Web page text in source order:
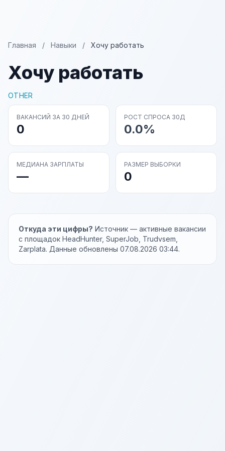
Главная / Навыки / Хочу работать
Хочу работать
OTHER
ВАКАНСИЙ ЗА 30 ДНЕЙ
0
РОСТ СПРОСА 30Д
0.0%
МЕДИАНА ЗАРПЛАТЫ
—
РАЗМЕР ВЫБОРКИ
0
Откуда эти цифры? Источник — активные вакансии
с площадок HeadHunter, SuperJob, Trudvsem,
Zarplata. Данные обновлены 07.08.2026 03:44.